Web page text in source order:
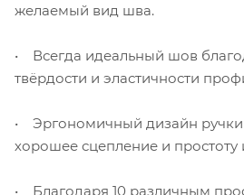
желаемый вид шва.
• Всегда идеальный шов
твёрдости и эластичности
• Эргономичный дизайн ручки
хорошее сцепление и простоту
• Благодаря 10 различным